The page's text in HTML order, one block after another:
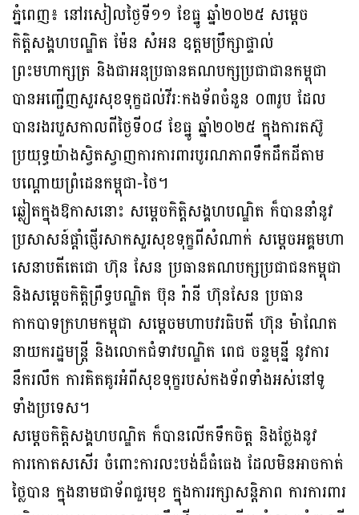
ភ្នំពេញ៖ នៅរសៀលថ្ងៃទី១១ ខែធ្នូ ឆ្នាំ២០២៥ សម្តេច
កិត្តិសង្គហបណ្ឌិត ម៉ែន សំអន ឧត្តមប្រឹក្សាផ្ទាល់
ព្រះមហាក្សត្រ និងជាអនុប្រធានគណបក្សប្រជាជានកម្ពុជា
បានអញ្ជើញសួរសុខទុក្ខដល់វីរៈកងទ័ពចំនួន ០៣រូប ដែល
បានរងរបួសកាលពីថ្ងៃទី០៨ ខែធ្នូ ឆ្នាំ២០២៥ ក្នុងការតស៊ូ
ប្រយុទ្ធយ៉ាងស្វិតស្វាញការការពារបូរណភាពទឹកដឹកដីតាម
បណ្តោយព្រំដេនកម្ពុជា-ថៃ។
ឆ្លៀតក្នុងឱកាសនោះ សម្តេចកិត្តិសង្គហបណ្ឌិត ក៏បាននាំនូវ
ប្រសាសន៍ផ្តាំផ្ញើរសាកសួរសុខទុក្ខពីសំណាក់ សម្តេចអគ្គមហា
សេនាបតីតេជោ ហ៊ុន សែន ប្រធានគណបក្សប្រជាជនកម្ពុជា
និងសម្តេចកិត្តិព្រឹទ្ធបណ្ឌិត ប៊ុន រ៉ានី ហ៊ុនសែន ប្រធាន
កាកបាទក្រហមកម្ពុជា សម្តេចមហាបវរធិបតី ហ៊ុន ម៉ាណែត
នាយករដ្ឋមន្ត្រី និងលោកជំទាវបណ្ឌិត ពេជ ចន្ទមុន្នី នូវការ
នឹករលឹក ការគិតគូរអំពីសុខទុក្ខរបស់កងទ័ពទាំងអស់នៅទូ
ទាំងប្រទេស។
សម្តេចកិត្តិសង្គហបណ្ឌិត ក៏បានលើកទឹកចិត្ត និងថ្លែងនូវ
ការកោតសសើរ ចំពោះការលះបង់ដ៏ធំធេង ដែលមិនអាចកាត់
ថ្លៃបាន ក្នុងនាមជាទ័ពជួរមុខ ក្នុងការរក្សាសន្តិភាព ការការពារ